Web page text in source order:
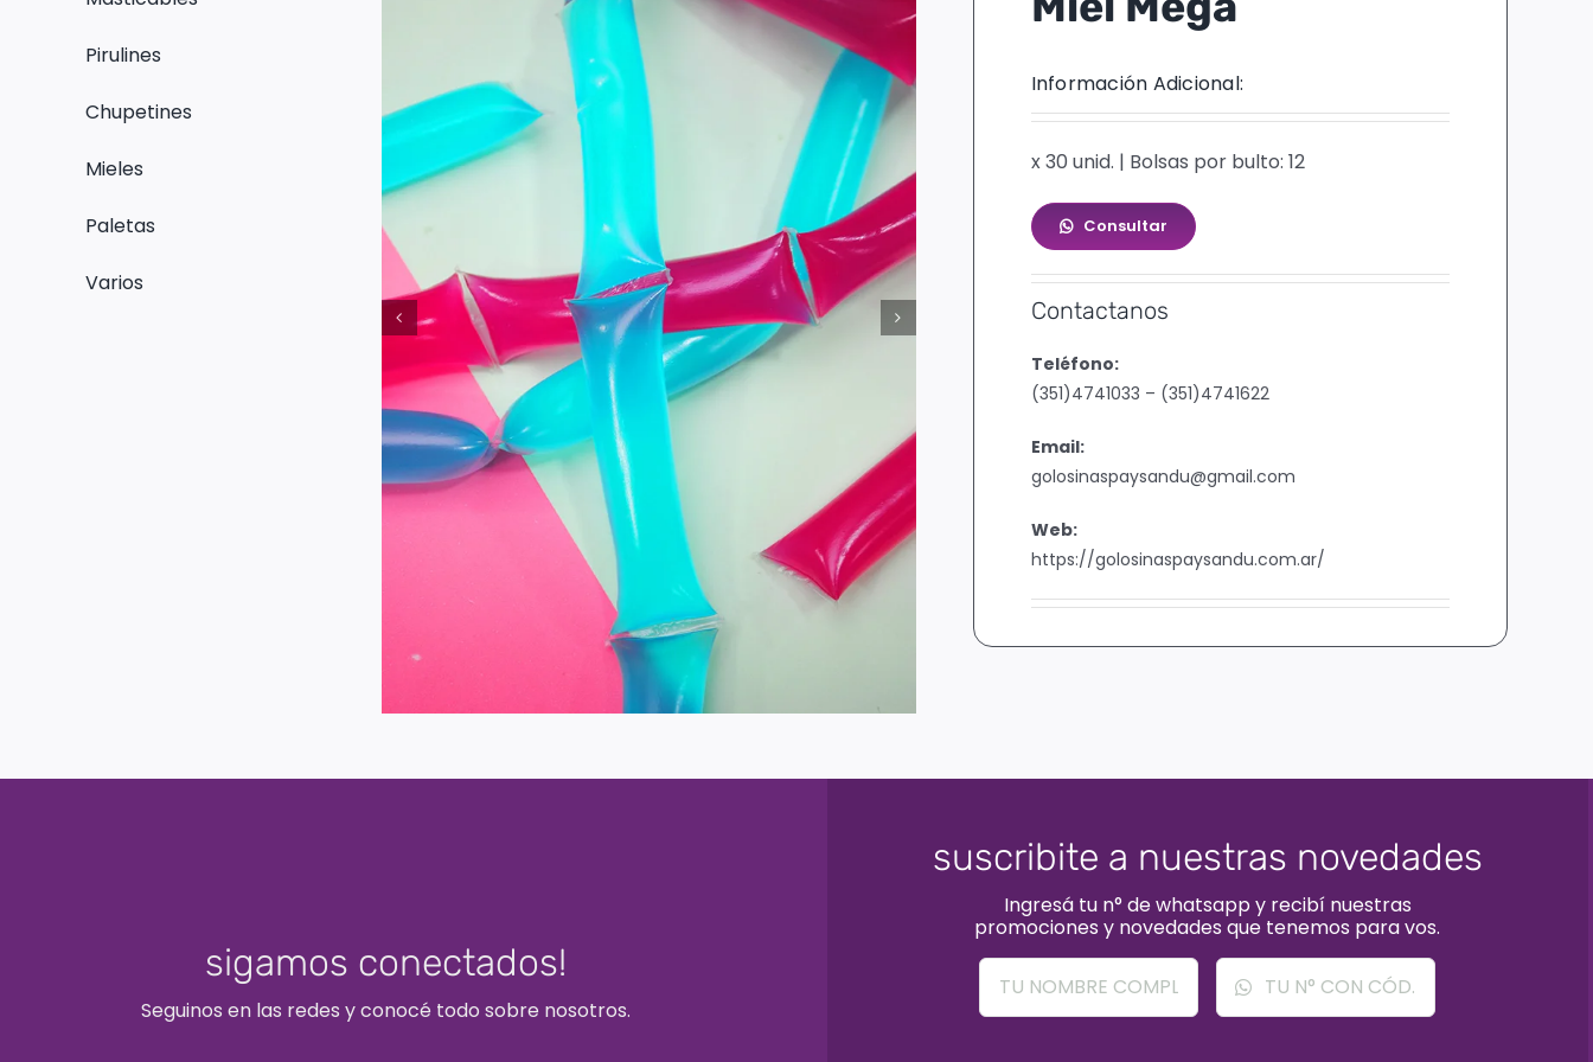
Pirulines
Chupetines
Mieles
Paletas
Varios
Información Adicional:
x 30 unid. | Bolsas por bulto: 12
Consultar
Contactanos
Teléfono:
(351)4741033 – (351)4741622
Email:
golosinaspaysandu@gmail.com
Web:
https://golosinaspaysandu.com.ar/
sigamos conectados!
Seguinos en las redes y conocé todo sobre nosotros.
suscribite a nuestras novedades
Ingresá tu n° de whatsapp y recibí nuestras
promociones y novedades que tenemos para vos.